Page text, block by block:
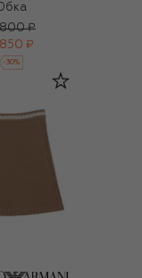
800 ₽
850 ₽
-30%